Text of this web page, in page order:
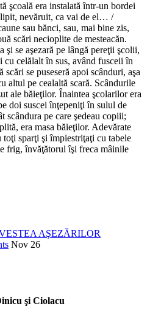
şcoală era instalată într-un bordei
nevăruit, ca vai de el… /
sau bănci, sau, mai bine zis,
scări necioplite de mesteacăn.
şi se aşezară pe lângă pereţii şcolii,
cu celălalt în sus, având fusceii în
se puseseră apoi scânduri, aşa
altul pe cealaltă scară. Scândurile
ale băieţilor. Înaintea şcolarilor era
doi suscei înţepeniţi în sulul de
scândura pe care şedeau copiii;
era masa băieţilor. Adevărate
sparţi şi împiestriţaţi cu tabele
frig, învăţătorul îşi freca mâinile
AŞEZĂRILOR
Nov 26
şi Ciolacu